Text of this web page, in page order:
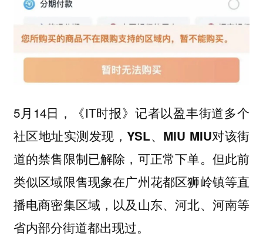
5月14日，《IT时报》记者以盈丰街道多个
社区地址实测发现，YSL、MIU MIU对该街
道的禁售限制已解除，可正常下单。 但此前
类似区域限售现象在广州花都区狮岭镇等直
播电商密集区域，以及山东、河北、河南等
省内部分街道都出现过。